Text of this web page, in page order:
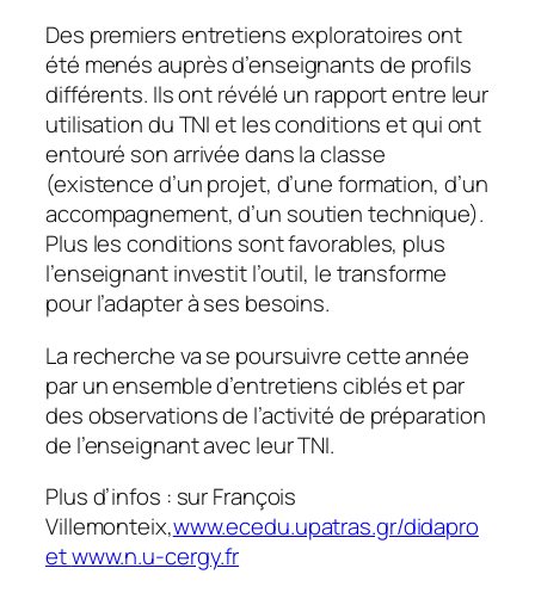
Des premiers entretiens exploratoires ont
été menés auprès d’enseignants de profils
différents. Ils ont révélé un rapport entre leur
utilisation du TNI et les conditions et qui ont
entouré son arrivée dans la classe
(existence d’un projet, d’une formation, d’un
accompagnement, d’un soutien technique).
Plus les conditions sont favorables, plus
l’enseignant investit l’outil, le transforme
pour l’adapter à ses besoins.
La recherche va se poursuivre cette année
par un ensemble d’entretiens ciblés et par
des observations de l’activité de préparation
de l’enseignant avec leur TNI.
Plus d’infos : sur François
Villemonteix,www.ecedu.upatras.gr/didapro
etwww.n.u-cergy.fr